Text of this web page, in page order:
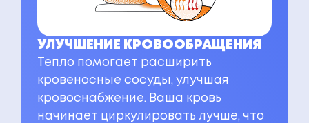
УЛУЧШЕНИЕ КРОВООБРАЩЕНИЯ
Тепло помогает расширить
кровеносные сосуды, улучшая
кровоснабжение. Ваша кровь
начинает циркулировать лучше, что